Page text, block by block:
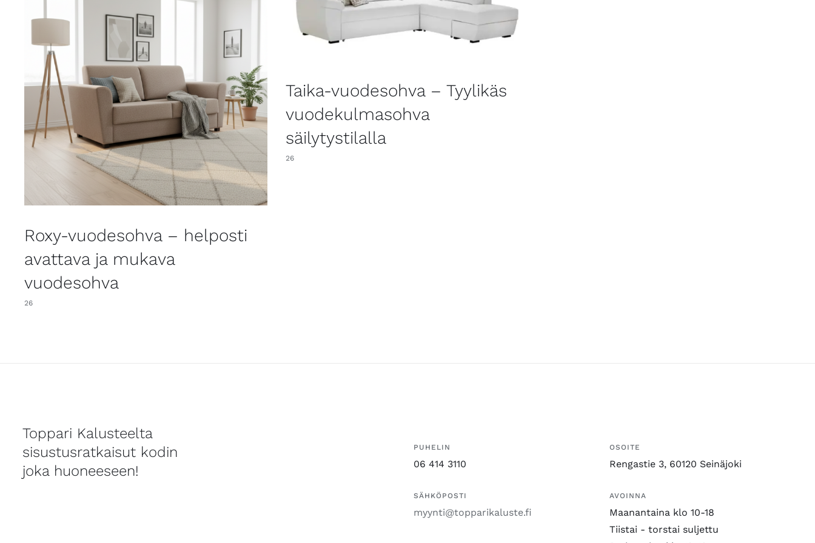
Roxy-vuodesohva – helposti
avattava ja mukava
vuodesohva
26
Taika-vuodesohva – Tyylikäs
vuodekulmasohva
säilytystilalla
26
Toppari Kalusteelta
sisustusratkaisut kodin
joka huoneeseen!
PUHELIN
06 414 3110
SÄHKÖPOSTI
myynti@topparikaluste.fi
OSOITE
Rengastie 3, 60120 Seinäjoki
AVOINNA
Maanantaina klo 10-18
Tiistai - torstai suljettu